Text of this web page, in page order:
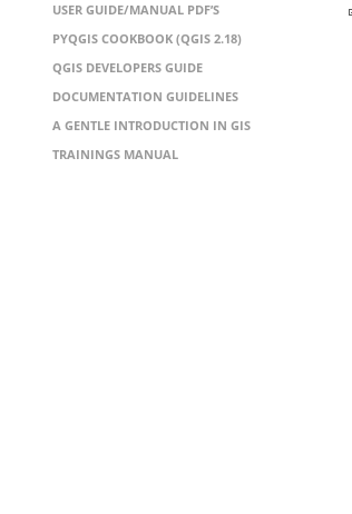
USER GUIDE/MANUAL PDF’S
PYQGIS COOKBOOK (QGIS 2.18)
QGIS DEVELOPERS GUIDE
DOCUMENTATION GUIDELINES
A GENTLE INTRODUCTION IN GIS
TRAININGS MANUAL